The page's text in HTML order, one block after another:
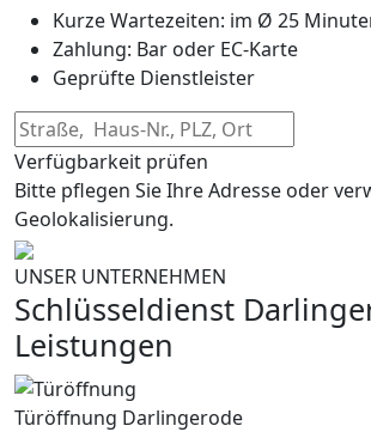
Kurze Wartezeiten: im Ø 25
Zahlung: Bar oder EC-Karte
Geprüfte Dienstleister
Verfügbarkeit prüfen
Bitte pflegen Sie Ihre Adresse oder
Geolokalisierung.
UNSER UNTERNEHMEN
Schlüsseldienst
Leistungen
Türöffnung Darlingerode